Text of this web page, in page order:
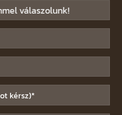
válaszolunk!